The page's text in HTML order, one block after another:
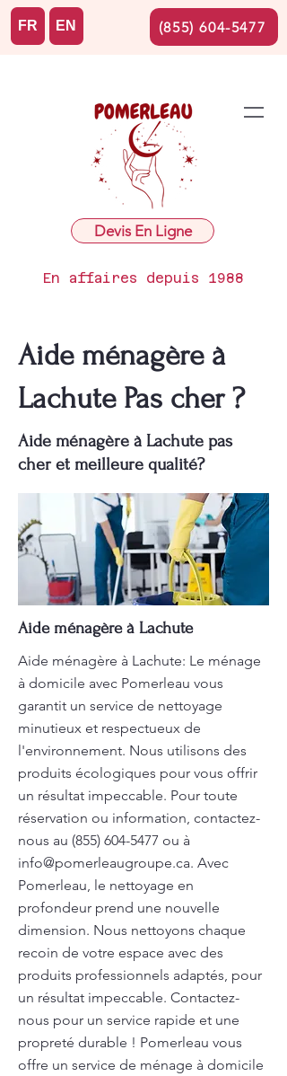
Devis En Ligne
En affaires depuis 1988
FR EN (855) 604-5477
Aide ménagère à
Lachute Pas cher ?
Aide ménagère à Lachute pas
cher et meilleure qualité?
Aide ménagère à Lachute
Aide ménagère à Lachute: Le ménage
à domicile avec Pomerleau vous
garantit un service de nettoyage
minutieux et respectueux de
l'environnement. Nous utilisons des
produits écologiques pour vous offrir
un résultat impeccable. Pour toute
réservation ou information, contactez-
nous au (855) 604-5477 ou à
info@pomerleaugroupe.ca. Avec
Pomerleau, le nettoyage en
profondeur prend une nouvelle
dimension. Nous nettoyons chaque
recoin de votre espace avec des
produits professionnels adaptés, pour
un résultat impeccable. Contactez-
nous pour un service rapide et une
propreté durable ! Pomerleau vous
offre un service de ménage à domicile